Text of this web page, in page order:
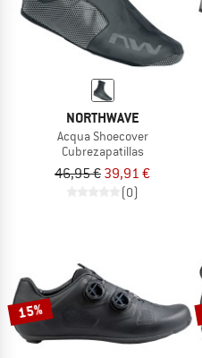
NORTHWAVE
Acqua Shoecover
Cubrezapatillas
46,95 € 39,91 €
(0)
15%